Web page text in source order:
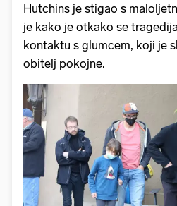
Hutchins je stigao s
je kako je otkako se
kontaktu s glumcem, koji je
obitelj pokojne.